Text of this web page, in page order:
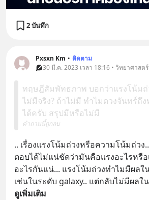
2 บันทึก
Pxsxn Km • ติดตาม
30 มี.ค. 2023 เวลา 18:16 • วิทยาศาสต
ทฤษฎีสัมพัทธภาพ บอกว่าแรงโน้มถ่
ไม่มีจริง? ถ้าไม่มี ทำไมดวงจันทร์ถึ
ได้ครับ สรุปมีหรือไม่มี
คำถามนี้ถูกลบ
.. เรื่องแรงโน้มถ่วงหรือความโน้มถ่ว
ตอบได้ไม่แน่ชัดว่ามันคือแรงอะไรหรื
อะไรกันแน่... แรงโน้มถ่วงทำไมมีผล
เช่นในระดับ galaxy.. แต่กลับไม่มีผลใ
ดูเพิ่มเติม